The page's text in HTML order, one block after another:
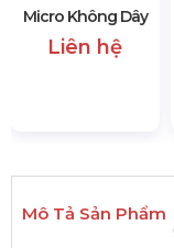
Micro Không Dây
Liên hệ
Mô Tả Sản Phẩm